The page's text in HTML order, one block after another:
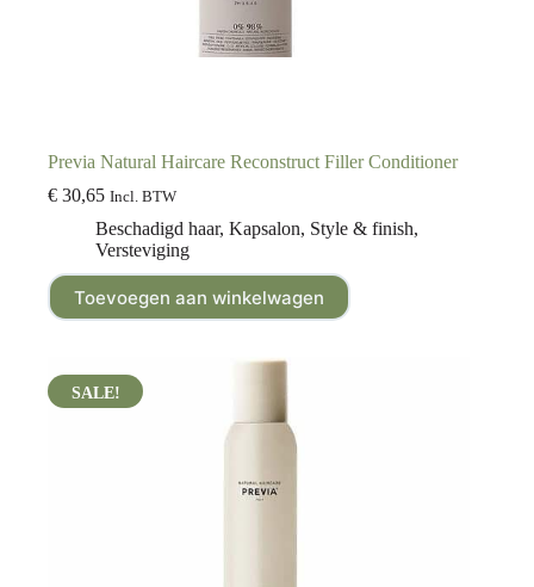
Previa Natural Haircare Reconstruct Filler Conditioner
€ 30,65 Incl. BTW
Beschadigd haar, Kapsalon, Style & finish,
Versteviging
Toevoegen aan winkelwagen